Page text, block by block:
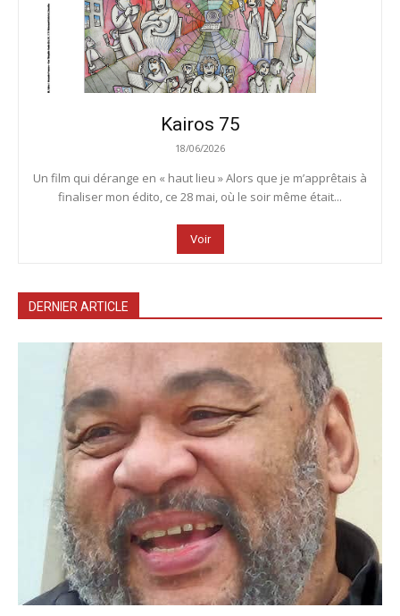
Kairos 75
18/06/2026
Un film qui dérange en « haut lieu » Alors que je m’apprêtais à
finaliser mon édito, ce 28 mai, où le soir même était...
Voir
DERNIER ARTICLE